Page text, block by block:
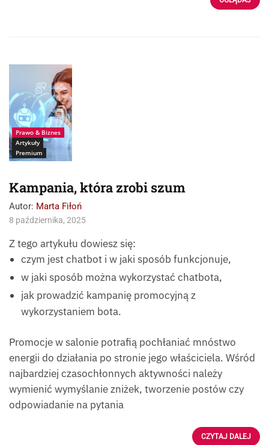
Źródlo: istockphoto-
Prawo & Biznes
Artykuły
Premium
Kampania, która zrobi szum
Autor: Marta Fiłoń
8 października, 2025
Z tego artykułu dowiesz się:
czym jest chatbot i w jaki sposób funkcjonuje,
w jaki sposób można wykorzystać chatbota,
jak prowadzić kampanię promocyjną z
wykorzystaniem bota.
Promocje w salonie potrafią pochłaniać mnóstwo
energii do działania po stronie jego właściciela. Wśród
najbardziej czasochłonnych aktywności należy
wymienić wymyślanie zniżek, tworzenie postów czy
odpowiadanie na pytania
CZYTAJ DALEJ